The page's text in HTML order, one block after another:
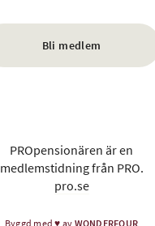
Bli medlem
PROpensionären är en
medlemstidning från PRO.
pro.se
Byggd med♥ av WONDERFOUR